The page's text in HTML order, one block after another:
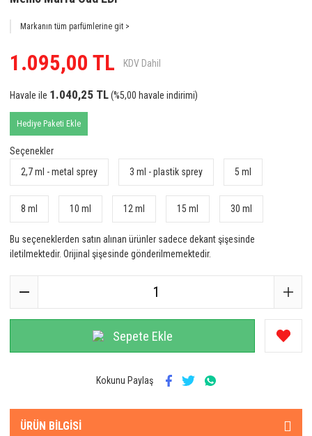
Markanın tüm parfümlerine git >
1.095,00 TL KDV Dahil
Havale ile 1.040,25 TL(%5,00 havale indirimi)
Hediye Paketi Ekle
Seçenekler
2,7 ml - metal sprey
3 ml - plastik sprey 5 ml
8 ml 10 ml 12 ml 15 ml 30 ml
Bu seçeneklerden satın alınan ürünler sadece dekant şişesinde
iletilmektedir. Orijinal şişesinde gönderilmemektedir.
Sepete Ekle
Kokunu Paylaş
ÜRÜN BILGISI